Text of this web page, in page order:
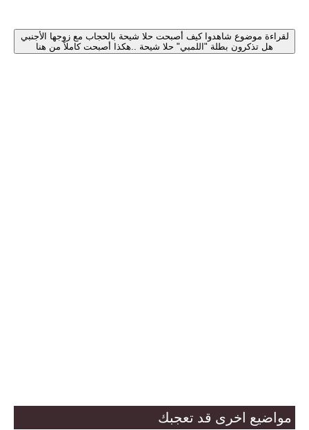
لقراءة موضوع شاهدوا كيف أصبحت حلا شيحة بالحجاب مع زوجها الأجنبي
هل تذكرون بطلة "اللمبي" حلا شيحة ..هكذا أصبحت كاملاً من هنا
مواضيع اخرى قد تعجبك